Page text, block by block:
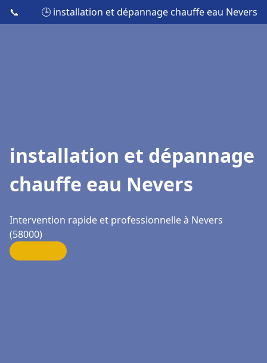
📞 🕒 installation et dépannage chauffe eau Nevers
installation et dépannage
chauffe eau Nevers
Intervention rapide et professionnelle à Nevers
(58000)